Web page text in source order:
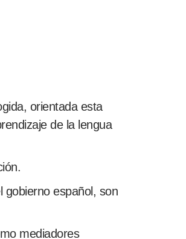
orientada esta
de la lengua
gobierno español, son
mediadores